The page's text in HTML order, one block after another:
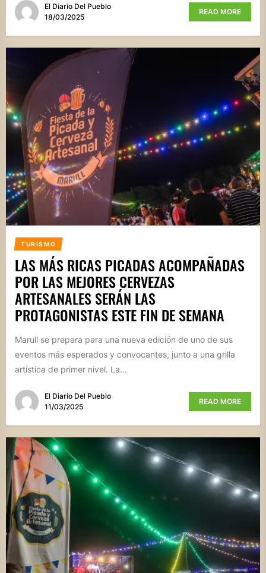
El Diario Del Pueblo
18/03/2025
READ MORE
TURISMO
LAS MÁS RICAS PICADAS ACOMPAÑADAS
POR LAS MEJORES CERVEZAS
ARTESANALES SERÁN LAS
PROTAGONISTAS ESTE FIN DE SEMANA
Marull se prepara para una nueva edición de uno de sus
eventos más esperados y convocantes, junto a una grilla
artística de primer nivel. La...
El Diario Del Pueblo
11/03/2025
READ MORE